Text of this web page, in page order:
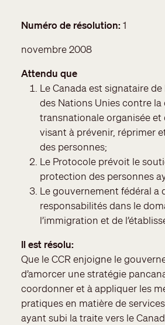
Numéro de résolution 1
novembre 2008
Attendu que
Le Canada est signataire
des Nations Unies contre
transnationale organisée et
visant à prévenir, réprimer
des personnes;
Le Protocole prévoit le
protection des personnes
Le gouvernement fédéral a
responsabilités dans le
l’immigration et de
Il est résolu
Que le CCR enjoigne le
d’amorcer une stratégie
coordonner et à appliquer les
pratiques en matière de
ayant subi la traite vers le